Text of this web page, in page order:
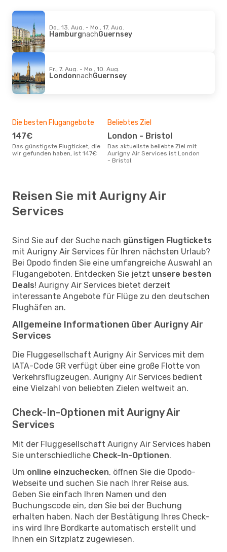
Do., 13. Aug. - Mo., 17. Aug.
HamburgnachGuernsey
Fr., 7. Aug. - Mo., 10. Aug.
LondonnachGuernsey
Die besten Flugangebote
147€
Das günstigste Flugticket, die
wir gefunden haben, ist 147€
Beliebtes Ziel
London - Bristol
Das aktuellste beliebte Ziel mit
Aurigny Air Services ist London
- Bristol.
Reisen Sie mit Aurigny Air
Services
Sind Sie auf der Suche nach günstigen Flugtickets
mit Aurigny Air Services für Ihren nächsten Urlaub?
Bei Opodo finden Sie eine umfangreiche Auswahl an
Flugangeboten. Entdecken Sie jetzt unsere besten
Deals! Aurigny Air Services bietet derzeit
interessante Angebote für Flüge zu den deutschen
Flughäfen an.
Allgemeine Informationen über Aurigny Air
Services
Die Fluggesellschaft Aurigny Air Services mit dem
IATA-Code GR verfügt über eine große Flotte von
Verkehrsflugzeugen. Aurigny Air Services bedient
eine Vielzahl von beliebten Zielen weltweit an.
Check-In-Optionen mit Aurigny Air
Services
Mit der Fluggesellschaft Aurigny Air Services haben
Sie unterschiedliche Check-In-Optionen.
Um online einzuchecken, öffnen Sie die Opodo-
Webseite und suchen Sie nach Ihrer Reise aus.
Geben Sie einfach Ihren Namen und den
Buchungscode ein, den Sie bei der Buchung
erhalten haben. Nach der Bestätigung Ihres Check-
ins wird Ihre Bordkarte automatisch erstellt und
Ihnen ein Sitzplatz zugewiesen.